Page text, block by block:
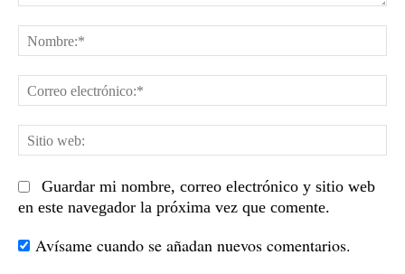
Guardar mi nombre, correo electrónico y sitio web
en este navegador la próxima vez que comente.
Avísame cuando se añadan nuevos comentarios.